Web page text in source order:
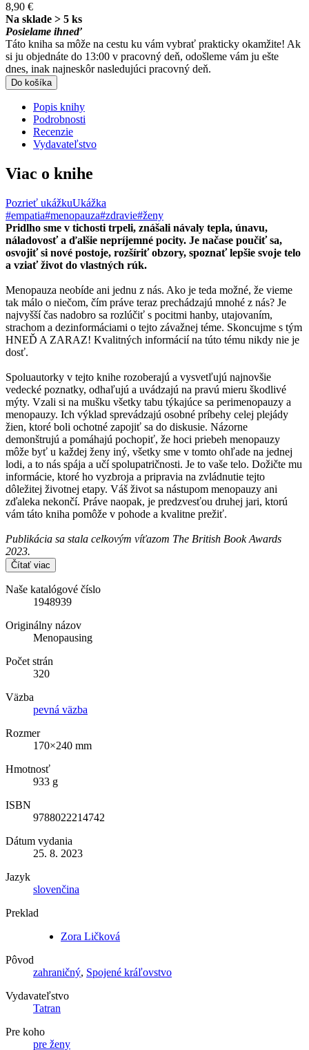
8,90 €
Na sklade > 5 ks
Posielame ihneď
Táto kniha sa môže na cestu ku vám vybrať prakticky okamžite! Ak
si ju objednáte do 13:00 v pracovný deň, odošleme vám ju ešte
dnes, inak najneskôr nasledujúci pracovný deň.
Do košíka
Popis knihy
Podrobnosti
Recenzie
Vydavateľstvo
Viac o knihe
Pozrieť ukážkuUkážka
#empatia#menopauza#zdravie#ženy
Pridlho sme v tichosti trpeli, znášali návaly tepla, únavu,
náladovosť a ďalšie nepríjemné pocity. Je načase poučiť sa,
osvojiť si nové postoje, rozšíriť obzory, spoznať lepšie svoje telo
a vziať život do vlastných rúk.
Menopauza neobíde ani jednu z nás. Ako je teda možné, že vieme
tak málo o niečom, čím práve teraz prechádzajú mnohé z nás? Je
najvyšší čas nadobro sa rozlúčiť s pocitmi hanby, utajovaním,
strachom a dezinformáciami o tejto závažnej téme. Skoncujme s tým
HNEĎ A ZARAZ! Kvalitných informácií na túto tému nikdy nie je
dosť.
Spoluautorky v tejto knihe rozoberajú a vysvetľujú najnovšie
vedecké poznatky, odhaľujú a uvádzajú na pravú mieru škodlivé
mýty. Vzali si na mušku všetky tabu týkajúce sa perimenopauzy a
menopauzy. Ich výklad sprevádzajú osobné príbehy celej plejády
žien, ktoré boli ochotné zapojiť sa do diskusie. Názorne
demonštrujú a pomáhajú pochopiť, že hoci priebeh menopauzy
môže byť u každej ženy iný, všetky sme v tomto ohľade na jednej
lodi, a to nás spája a učí spolupatričnosti. Je to vaše telo. Dožičte mu
informácie, ktoré ho vyzbroja a pripravia na zvládnutie tejto
dôležitej životnej etapy. Váš život sa nástupom menopauzy ani
zďaleka nekončí. Práve naopak, je predzvesťou druhej jari, ktorú
vám táto kniha pomôže v pohode a kvalitne prežiť.
Publikácia sa stala celkovým víťazom The British Book Awards
2023.
Čítať viac
Naše katalógové číslo
1948939
Originálny názov
Menopausing
Počet strán
320
Väzba
pevná väzba
Rozmer
170×240 mm
Hmotnosť
933 g
ISBN
9788022214742
Dátum vydania
25. 8. 2023
Jazyk
slovenčina
Preklad
Zora Ličková
Pôvod
zahraničný, Spojené kráľovstvo
Vydavateľstvo
Tatran
Pre koho
pre ženy